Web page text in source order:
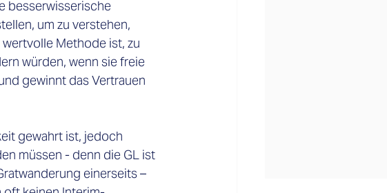
besserwisserische
um zu verstehen,
Methode ist, zu
würden, wenn sie freie
gewinnt das Vertrauen
gewahrt ist, jedoch
müssen - denn die GL ist
einerseits –